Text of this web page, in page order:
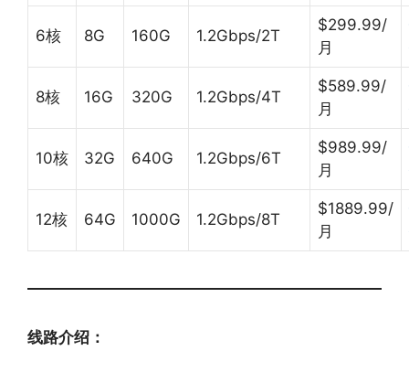
6核 8G 160G 1.2Gbps/2T
$299.99/
月
8核 16G 320G 1.2Gbps/4T
$589.99/
月
10核 32G 640G 1.2Gbps/6T
$989.99/
月
12核 64G 1000G 1.2Gbps/8T
$1889.99/
月
线路介绍：